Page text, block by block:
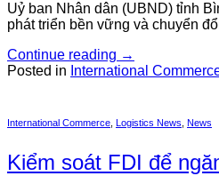
Uỷ ban Nhân dân (UBND) tỉnh
phát triển bền vững và chuyển
Continue reading →
Posted in International
International Commerce Logistics News News
Kiểm soát FDI để